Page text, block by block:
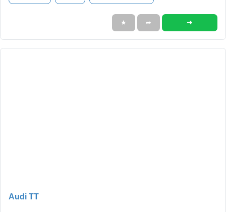
★ ➦ ➜
Audi TT